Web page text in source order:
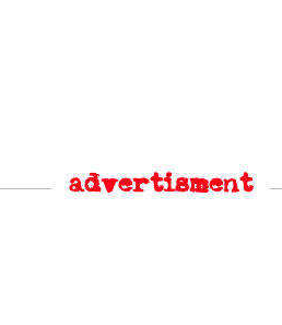
advertisment